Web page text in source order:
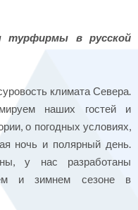
турфирмы в русской
климата Севера.
наших гостей и
о погодных условиях,
ночь и полярный день.
у нас разработаны
и зимнем сезоне в